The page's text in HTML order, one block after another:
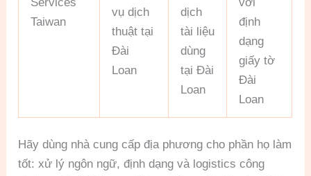
Taiwan
vụ dịch
thuật tại
Đài
Loan
dịch
tài liệu
dùng
tại Đài
Loan
định
dạng
giấy tờ
Đài
Loan
Hãy dùng nhà cung cấp địa phương cho phần họ làm
tốt: xử lý ngôn ngữ, định dạng và logistics công